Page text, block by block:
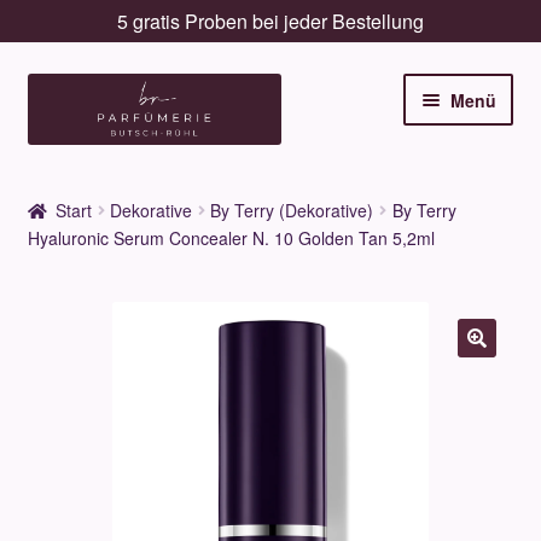
Lieferung innerhalb 3 Werktagen
Navigation
springen
springen
Menü
Pflege
öffnen
Start Dekorative By Terry (Dekorative)
By Terry
Hyaluronic Serum Concealer N. 10 Golden Tan 5,2ml